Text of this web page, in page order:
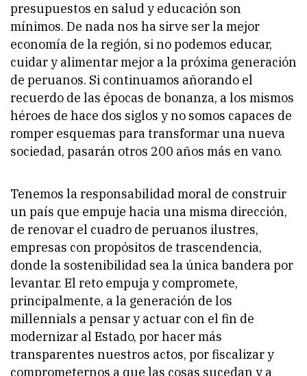
presupuestos en salud y educación son
mínimos. De nada nos ha sirve ser la mejor
economía de la región, si no podemos educar,
cuidar y alimentar mejor a la próxima generación
de peruanos. Si continuamos añorando el
recuerdo de las épocas de bonanza, a los mismos
héroes de hace dos siglos y no somos capaces de
romper esquemas para transformar una nueva
sociedad, pasarán otros 200 años más en vano.
Tenemos la responsabilidad moral de construir
un país que empuje hacia una misma dirección,
de renovar el cuadro de peruanos ilustres,
empresas con propósitos de trascendencia,
donde la sostenibilidad sea la única bandera por
levantar. El reto empuja y compromete,
principalmente, a la generación de los
millennials a pensar y actuar con el fin de
modernizar al Estado, por hacer más
transparentes nuestros actos, por fiscalizar y
comprometernos a que las cosas sucedan y a